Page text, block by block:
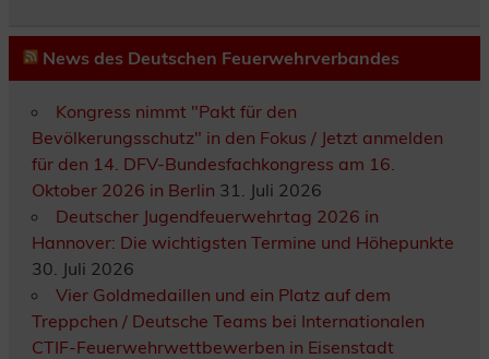
News des Deutschen Feuerwehrverbandes
Kongress nimmt "Pakt für den
Bevölkerungsschutz" in den Fokus / Jetzt anmelden
für den 14. DFV-Bundesfachkongress am 16.
Oktober 2026 in Berlin 31. Juli 2026
Deutscher Jugendfeuerwehrtag 2026 in
Hannover: Die wichtigsten Termine und Höhepunkte
30. Juli 2026
Vier Goldmedaillen und ein Platz auf dem
Treppchen / Deutsche Teams bei Internationalen
CTIF-Feuerwehrwettbewerben in Eisenstadt